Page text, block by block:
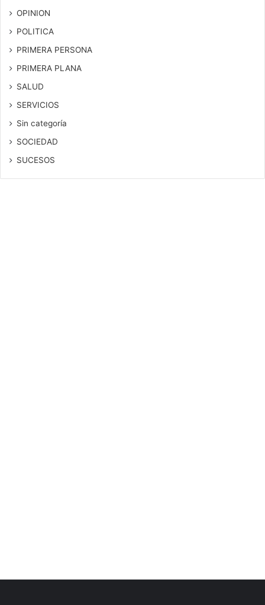
OPINION
POLITICA
PRIMERA PERSONA
PRIMERA PLANA
SALUD
SERVICIOS
Sin categoría
SOCIEDAD
SUCESOS